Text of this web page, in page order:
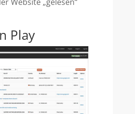
Play